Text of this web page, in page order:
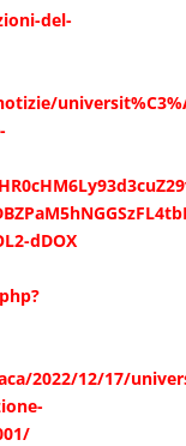
del-
dDOX
2022/12/17/